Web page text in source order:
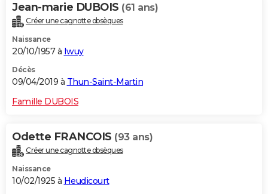
Jean-marie DUBOIS (61 ans)
Créer une cagnotte obsèques
Naissance
20/10/1957 à Iwuy
Décès
09/04/2019 à Thun-Saint-Martin
Famille DUBOIS
Odette FRANCOIS (93 ans)
Créer une cagnotte obsèques
Naissance
10/02/1925 à Heudicourt